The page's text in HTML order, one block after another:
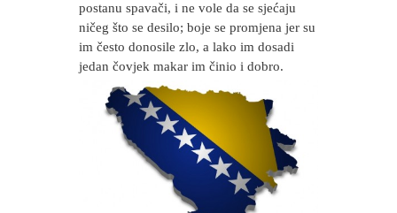
postanu spavači, i ne vole da se sjećaju
ničeg što se desilo; boje se promjena jer su
im često donosile zlo, a lako im dosadi
jedan čovjek makar im činio i dobro.